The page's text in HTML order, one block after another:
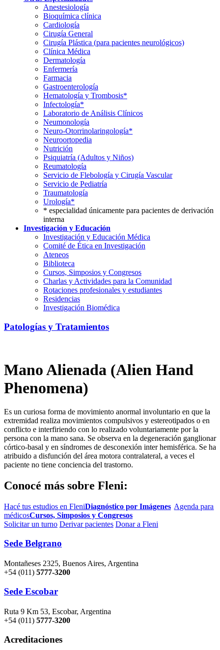
Anestesiología
Bioquímica clínica
Cardiología
Cirugía General
Cirugía Plástica (para pacientes neurológicos)
Clínica Médica
Dermatología
Enfermería
Farmacia
Gastroenterología
Hematología y Trombosis*
Infectología*
Laboratorio de Análisis Clínicos
Neumonología
Neuro-Otorrinolaringología*
Neuroortopedia
Nutrición
Psiquiatría (Adultos y Niños)
Reumatología
Servicio de Flebología y Cirugía Vascular
Servicio de Pediatría
Traumatología
Urología*
* especialidad únicamente para pacientes de derivación
interna
Investigación y Educación
Investigación y Educación Médica
Comité de Ética en Investigación
Ateneos
Biblioteca
Cursos, Simposios y Congresos
Charlas y Actividades para la Comunidad
Rotaciones profesionales y estudiantes
Residencias
Investigación Biomédica
Patologías y Tratamientos
Mano Alienada (Alien Hand
Phenomena)
Es un curiosa forma de movimiento anormal involuntario en que la
extremidad realiza movimientos compulsivos y estereotipados o en
conflicto e interfiriendo con lo realizado voluntariamente por la
persona con la mano sana. Se observa en la degeneración ganglionar
córtico-basal y en síndromes de desconexión inter hemisférica. Se ha
atribuido a disfunción del área motora contralateral, a veces el
paciente no tiene conciencia del trastorno.
Conocé más sobre Fleni:
Hacé tus estudios en FleniDiagnóstico por Imágenes Agenda para
médicosCursos, Simposios y Congresos
Solicitar un turno Derivar pacientes Donar a Fleni
Sede Belgrano
Montañeses 2325, Buenos Aires, Argentina
+54 (011) 5777-3200
Sede Escobar
Ruta 9 Km 53, Escobar, Argentina
+54 (011) 5777-3200
Acreditaciones